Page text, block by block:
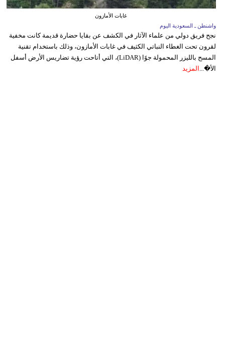
غابات الأمازون
واشنطن ـ السعودية اليوم
نجح فريق دولي من علماء الآثار في الكشف عن بقايا حضارة قديمة كانت مخفية
لقرون تحت الغطاء النباتي الكثيف في غابات الأمازون، وذلك باستخدام تقنية
المسح بالليزر المحمولة جوًا (LiDAR)، التي أتاحت رؤية تضاريس الأرض أسفل
الأ�... المزيد